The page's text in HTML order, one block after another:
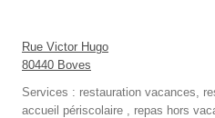
Rue Victor Hugo
80440 Boves
Services : restauration vacances,
accueil périscolaire , repas hors